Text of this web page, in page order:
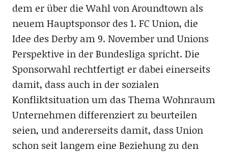
dem er über die Wahl von Aroundtown als
neuem Hauptsponsor des 1. FC Union, die
Idee des Derby am 9. November und Unions
Perspektive in der Bundesliga spricht. Die
Sponsorwahl rechtfertigt er dabei einerseits
damit, dass auch in der sozialen
Konfliktsituation um das Thema Wohnraum
Unternehmen differenziert zu beurteilen
seien, und andererseits damit, dass Union
schon seit langem eine Beziehung zu den